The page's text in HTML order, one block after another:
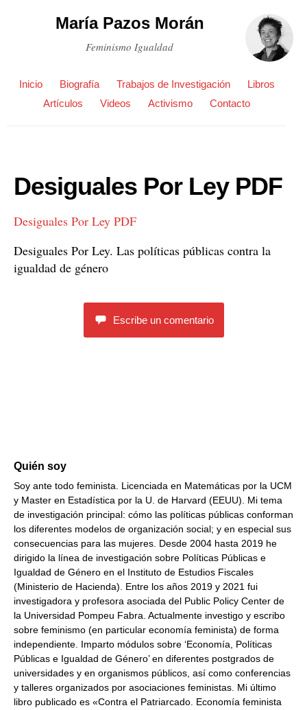
María Pazos Morán
Feminismo Igualdad
Inicio Biografía Trabajos de Investigación
Libros
Artículos
Videos Activismo Contacto
Desiguales Por Ley PDF
Desiguales Por Ley PDF
Desiguales Por Ley. Las políticas públicas contra la
igualdad de género
Escribe un comentario
Quién soy
Soy ante todo feminista. Licenciada en Matemáticas por la UCM
y Master en Estadística por la U. de Harvard (EEUU). Mi tema
de investigación principal: cómo las políticas públicas conforman
los diferentes modelos de organización social; y en especial sus
consecuencias para las mujeres. Desde 2004 hasta 2019 he
dirigido la línea de investigación sobre Políticas Públicas e
Igualdad de Género en el Instituto de Estudios Fiscales
(Ministerio de Hacienda). Entre los años 2019 y 2021 fui
investigadora y profesora asociada del Public Policy Center de
la Universidad Pompeu Fabra. Actualmente investigo y escribo
sobre feminismo (en particular economía feminista) de forma
independiente. Imparto módulos sobre ‘Economía, Políticas
Públicas e Igualdad de Género’ en diferentes postgrados de
universidades y en organismos públicos, así como conferencias
y talleres organizados por asociaciones feministas. Mi último
libro publicado es «Contra el Patriarcado. Economía feminista